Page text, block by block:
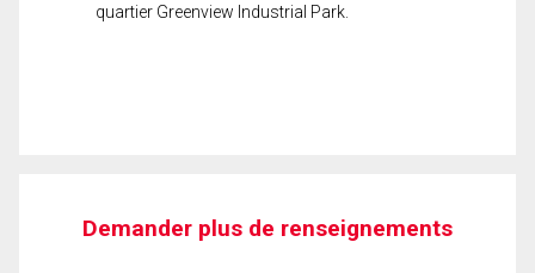
quartier Greenview Industrial Park.
Demander plus de renseignements